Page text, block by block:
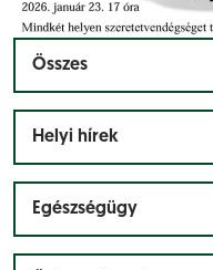
Összes
Helyi hírek
Egészségügy